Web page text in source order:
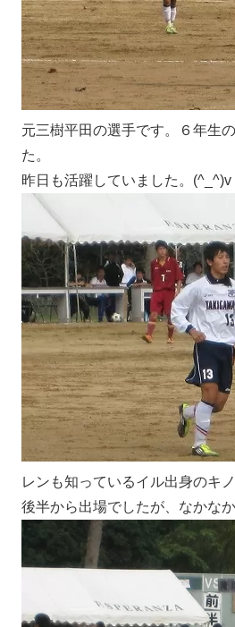
元三樹平田の選手です。６年生
た。
昨日も活躍していました。(^_^)v
レンも知っているイル出身のキ
後半から出場でしたが、なかな